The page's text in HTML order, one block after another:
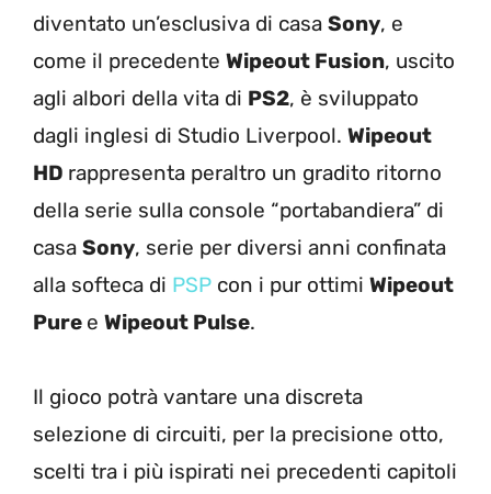
diventato un’esclusiva di casa Sony, e
come il precedente Wipeout Fusion, uscito
agli albori della vita di PS2, è sviluppato
dagli inglesi di Studio Liverpool. Wipeout
HD rappresenta peraltro un gradito ritorno
della serie sulla console “portabandiera” di
casa Sony, serie per diversi anni confinata
alla softeca di PSP con i pur ottimi Wipeout
Pure e Wipeout Pulse.
Il gioco potrà vantare una discreta
selezione di circuiti, per la precisione otto,
scelti tra i più ispirati nei precedenti capitoli